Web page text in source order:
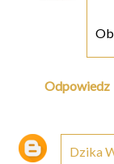
Odpowiedz
Dzika